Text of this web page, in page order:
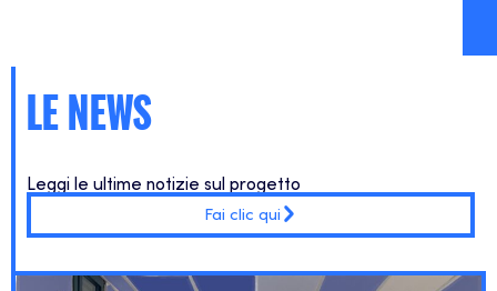
LE NEWS
Leggi le ultime notizie sul progetto
Fai clic qui